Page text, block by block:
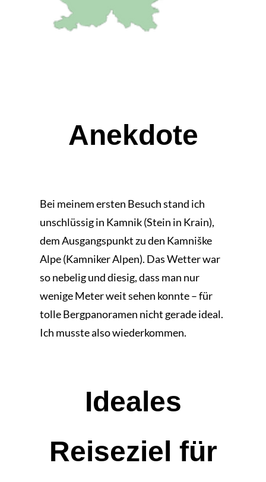
Anekdote
Bei meinem ersten Besuch stand ich
unschlüssig in Kamnik (Stein in Krain),
dem Ausgangspunkt zu den Kamniške
Alpe (Kamniker Alpen). Das Wetter war
so nebelig und diesig, dass man nur
wenige Meter weit sehen konnte – für
tolle Bergpanoramen nicht gerade ideal.
Ich musste also wiederkommen.
Ideales
Reiseziel für